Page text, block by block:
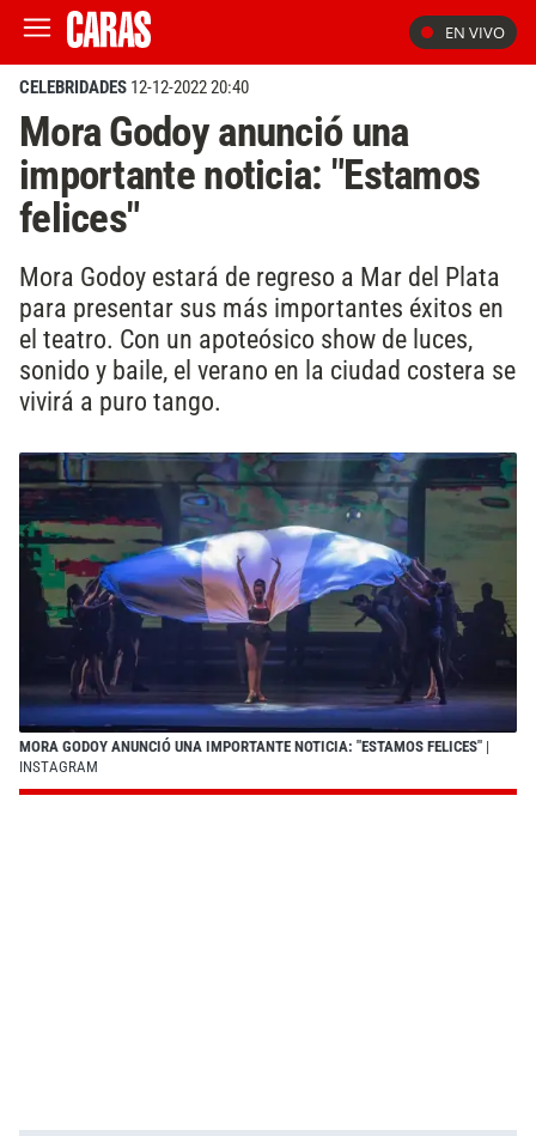
EN VIVO
CELEBRIDADES 12-12-2022 20:40
Mora Godoy anunció una
importante noticia: "Estamos
felices"
Mora Godoy estará de regreso a Mar del Plata
para presentar sus más importantes éxitos en
el teatro. Con un apoteósico show de luces,
sonido y baile, el verano en la ciudad costera se
vivirá a puro tango.
MORA GODOY ANUNCIÓ UNA IMPORTANTE NOTICIA: "ESTAMOS FELICES" |
INSTAGRAM